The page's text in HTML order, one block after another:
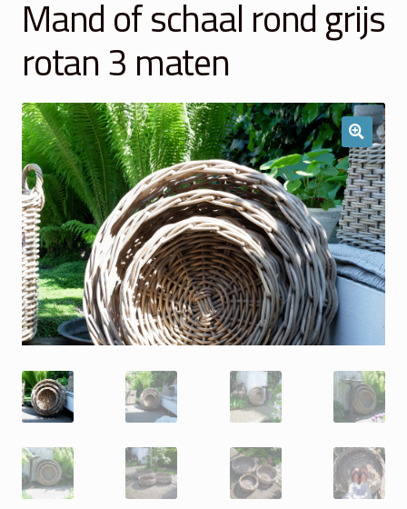
Winkelmand
Over Ons
Veelgestelde vragen
Contact
Mand of schaal rond grijs
rotan 3 maten